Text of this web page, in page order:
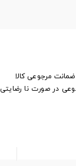
در صورت نا رضایتی